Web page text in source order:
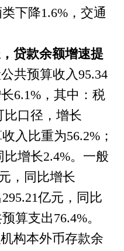
下降1.6%，交通
贷款余额增速提
共预算收入95.34
6.1%，其中：税
比口径，增长
入比重为56.2%；
增长2.4%。一般
，同比增长
亿元，同比
算支出76.4%。
构本外币存款余